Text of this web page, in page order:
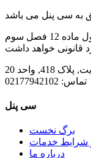
هرگونه کپی برداری بدون مجوز کتبی، مشمول ماده 12 فصل سوم
واحد 20
تماس:
سی پنل
برگ نخست
شرایط خدمات
درباره ما